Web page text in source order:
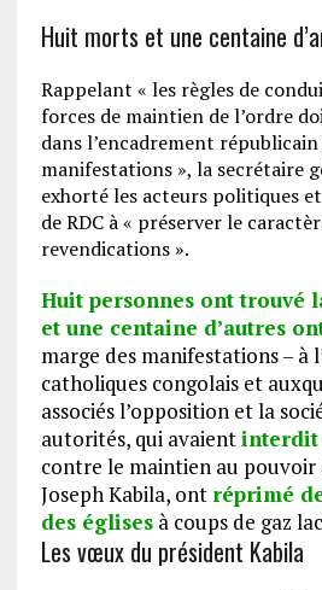
Huit morts et une centaine
Rappelant « les règles de
forces de maintien de l’ordre
dans l’encadrement républicain
manifestations », la secrétaire
exhorté les acteurs politiques
de RDC à « préserver le
revendications ».
Huit personnes ont trouvé
et une centaine d’autres
marge des manifestations – à
catholiques congolais et
associés l’opposition et la
autorités, qui avaientinterdit
contre le maintien au
Joseph Kabila, ont réprimé
des églisesà coups de gaz
Les vœux du président Kabila